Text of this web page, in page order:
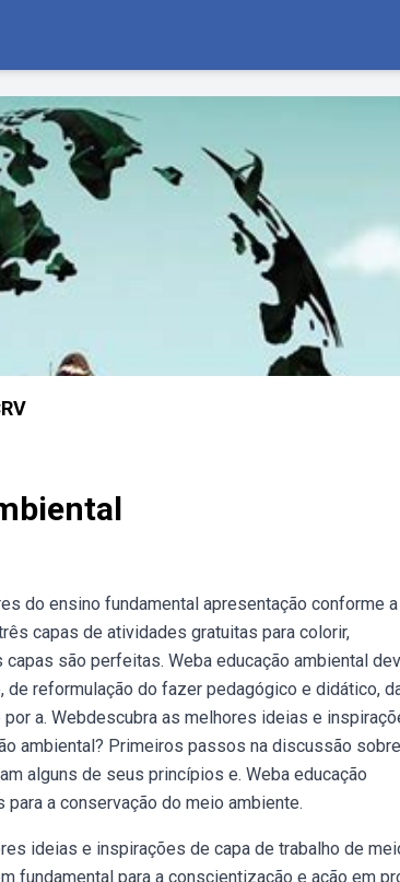
do ensino fundamental apresentação conforme a
capas de atividades gratuitas para colorir,
são perfeitas. Weba educação ambiental
reformulação do fazer pedagógico e didático,
a. Webdescubra as melhores ideias e
ambiental? Primeiros passos na discussão
alguns de seus princípios e. Weba educação
a conservação do meio ambiente.
ideias e inspirações de capa de trabalho de
fundamental para a conscientização e ação em